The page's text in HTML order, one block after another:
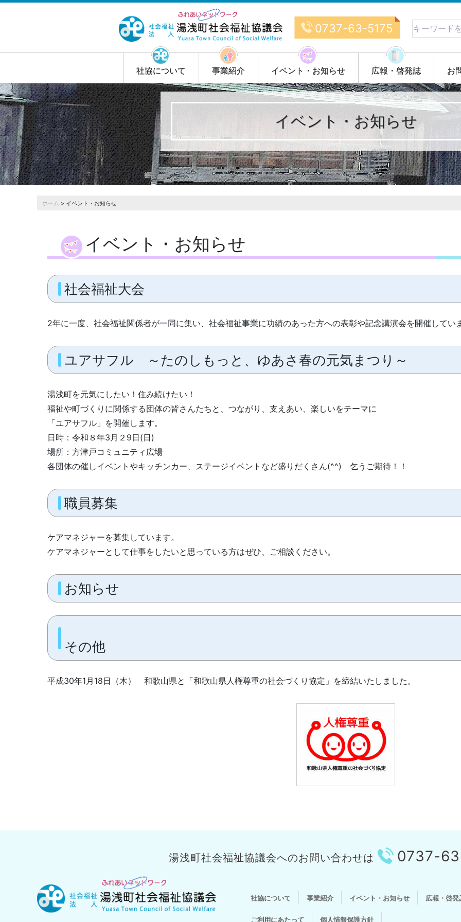
0737-63-5175
社協について 事業紹介 イベント・お知らせ 広報・啓発誌 お
イベント・お知らせ
ホーム > イベント・お知らせ
イベント・お知らせ
社会福祉大会
2年に一度、社会福祉関係者が一同に集い、社会福祉事業に功績のあった方への表彰や記念講演会を開催してい
ユアサフル ～たのしもっと、ゆあさ春の元気まつり～
湯浅町を元気にしたい！住み続けたい！
福祉や町づくりに関係する団体の皆さんたちと、つながり、支えあい、楽しいをテーマに
「ユアサフル」を開催します。
日時：令和８年3月２9日(日)
場所：方津戸コミュニティ広場
各団体の催しイベントやキッチンカー、ステージイベントなど盛りだくさん(^^) 乞うご期待！！
職員募集
ケアマネジャーを募集しています。
ケアマネジャーとして仕事をしたいと思っている方はぜひ、ご相談ください。
お知らせ
その他
平成30年1月18日（木） 和歌山県と「和歌山県人権尊重の社会づくり協定」を締結いたしました。
湯浅町社会福祉協議会へのお問い合わせは 0737-
社協について 事業紹介 イベント・お知らせ 広報・啓発
ご利用にあたって 個人情報保護方針